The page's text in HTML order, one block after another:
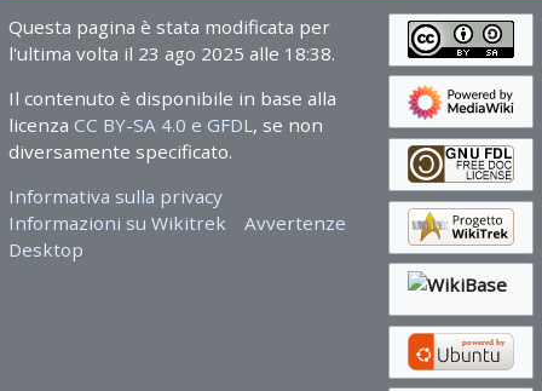
Questa pagina è stata modificata per
l'ultima volta il 23 ago 2025 alle 18:38.
Il contenuto è disponibile in base alla
licenza CC BY-SA 4.0 e GFDL , se non
diversamente specificato.
Informativa sulla privacy
Informazioni su Wikitrek
Avvertenze
Desktop